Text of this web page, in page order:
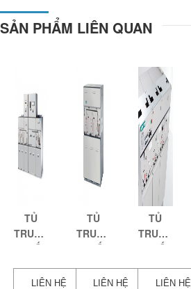
SẢN PHẨM LIÊN QUAN
TỦ
TRUNG
THẾ
8DH10
LIÊN HỆ
TỦ
TRUNG
THẾ
8DJ20
LIÊN HỆ
TỦ
TRUNG
THẾ
22KV
LIÊN HỆ